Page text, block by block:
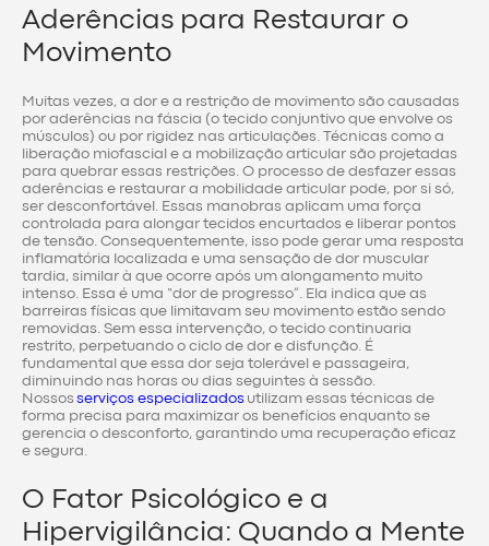
Aderências para Restaurar o
Movimento
Muitas vezes, a dor e a restrição de movimento são causadas
por aderências na fáscia (o tecido conjuntivo que envolve os
músculos) ou por rigidez nas articulações. Técnicas como a
liberação miofascial e a mobilização articular são projetadas
para quebrar essas restrições. O processo de desfazer essas
aderências e restaurar a mobilidade articular pode, por si só,
ser desconfortável. Essas manobras aplicam uma força
controlada para alongar tecidos encurtados e liberar pontos
de tensão. Consequentemente, isso pode gerar uma resposta
inflamatória localizada e uma sensação de dor muscular
tardia, similar à que ocorre após um alongamento muito
intenso. Essa é uma “dor de progresso”. Ela indica que as
barreiras físicas que limitavam seu movimento estão sendo
removidas. Sem essa intervenção, o tecido continuaria
restrito, perpetuando o ciclo de dor e disfunção. É
fundamental que essa dor seja tolerável e passageira,
diminuindo nas horas ou dias seguintes à sessão.
Nossos serviços especializados utilizam essas técnicas de
forma precisa para maximizar os benefícios enquanto se
gerencia o desconforto, garantindo uma recuperação eficaz
e segura.
O Fator Psicológico e a
Hipervigilância: Quando a Mente